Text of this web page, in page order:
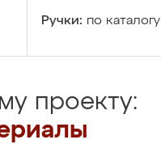
Ручки: по каталогу
проекту: